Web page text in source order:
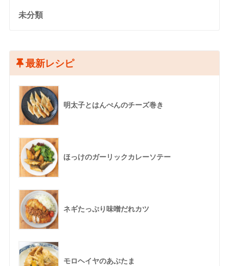
未分類
最新レシピ
明太子とはんぺんのチーズ巻き
ほっけのガーリックカレーソテー
ネギたっぷり味噌だれカツ
モロヘイヤのあぶたま